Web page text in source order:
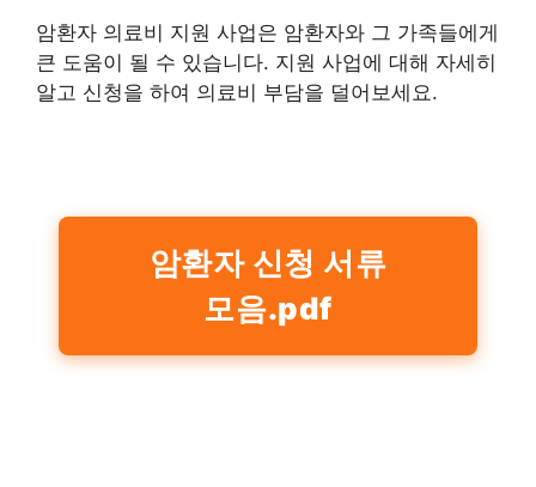
암환자 의료비 지원 사업은 암환자와 그 가족들에게
큰 도움이 될 수 있습니다. 지원 사업에 대해 자세히
알고 신청을 하여 의료비 부담을 덜어보세요.
암환자 신청 서류
모음.pdf